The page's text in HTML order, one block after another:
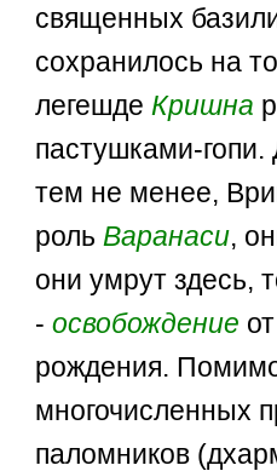
священных
сохранилось на
легешде Кришна
пастушками-
тем не менее,
роль Варанаси,
они умрут здесь,
-освобождение
рождения.
многочисленных
паломников